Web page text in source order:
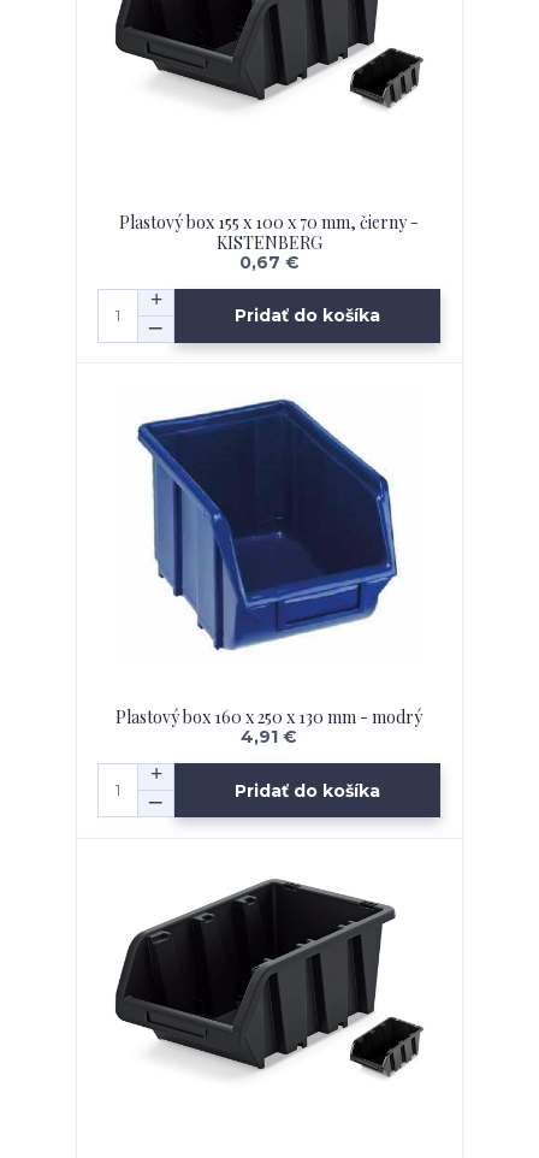
Plastový box 155 x 100 x 70 mm, čierny -
KISTENBERG
0,67 €
Pridať do košíka
Plastový box 160 x 250 x 130 mm - modrý
4,91 €
Pridať do košíka